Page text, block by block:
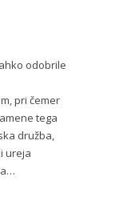
odobrile
pri čemer
tega
družba,
ureja